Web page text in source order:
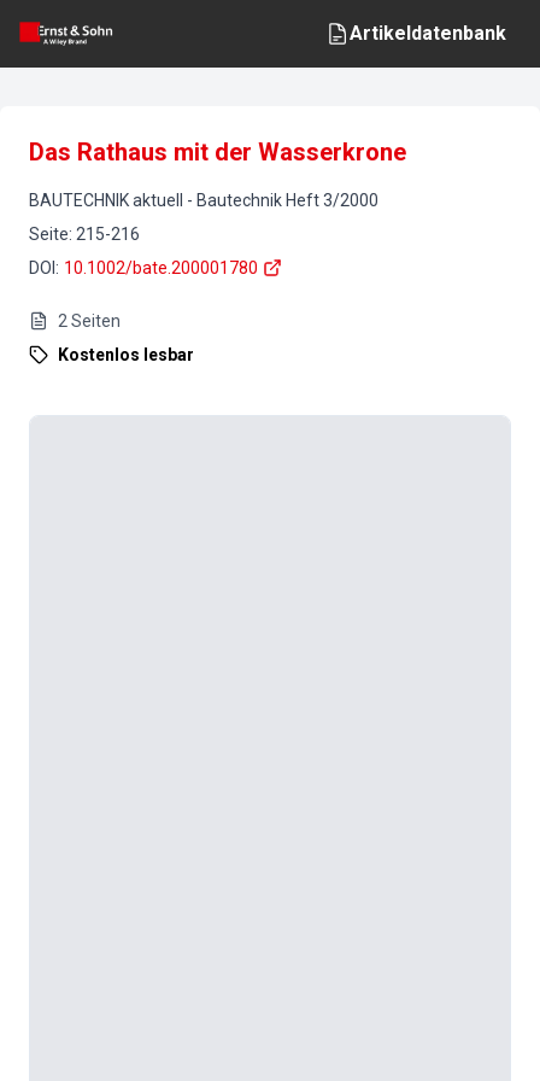
Artikeldatenbank
Das Rathaus mit der Wasserkrone
BAUTECHNIK aktuell - Bautechnik Heft3/2000
Seite: 215-216
DOI : 10.1002/bate.200001780
2 Seiten
Kostenlos lesbar